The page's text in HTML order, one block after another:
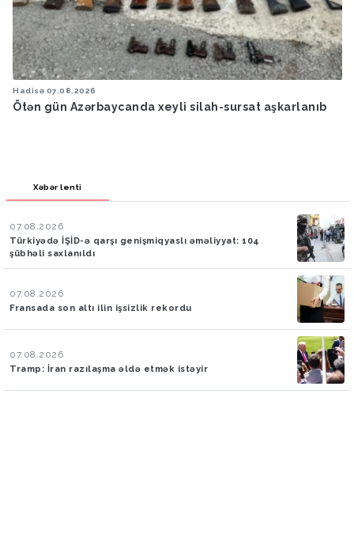
silah-sursat aşkarlanıb Ötən ay 13 stomatoloq
Xəbər lenti
07.08.2026
Türkiyədə İŞİD-ə qarşı genişmiqyaslı əməliyyat: 104
şübhəli saxlanıldı
07.08.2026
Fransada son altı ilin işsizlik rekordu
07.08.2026
Tramp: İran razılaşma əldə etmək istəyir